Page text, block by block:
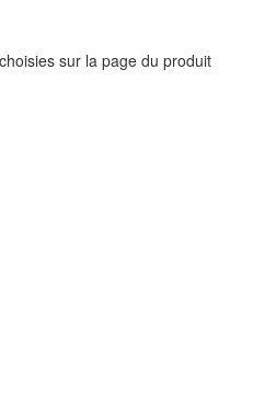
sur la page du produit